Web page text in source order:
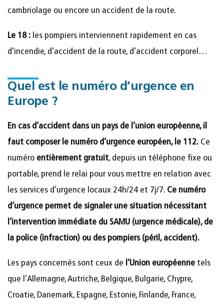
cambriolage ou encore un accident de la route.
Le 18 : les pompiers interviennent rapidement en cas
d’incendie, d’accident de la route, d’accident corporel…
Quel est le numéro d’urgence en
Europe ?
En cas d’accident dans un pays de l’union européenne, il
faut composer le numéro d’urgence européen, le 112. Ce
numéro entièrement gratuit, depuis un téléphone fixe ou
portable, prend le relai pour vous mettre en relation avec
les services d’urgence locaux 24h/24 et 7j/7. Ce numéro
d’urgence permet de signaler une situation nécessitant
l’intervention immédiate du SAMU (urgence médicale), de
la police (infraction) ou des pompiers (péril, accident).
Les pays concernés sont ceux de l’Union européenne tels
que l’Allemagne, Autriche, Belgique, Bulgarie, Chypre,
Croatie, Danemark, Espagne, Estonie, Finlande, France,